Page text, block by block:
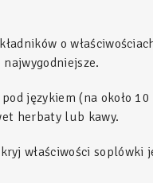
o
językiem (na około
herbaty lub kawy.
właściwości soplówki